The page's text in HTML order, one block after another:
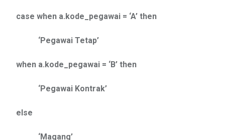
case when a.kode_pegawai = ‘A’ then
‘Pegawai Tetap’
when a.kode_pegawai = ‘B’ then
‘Pegawai Kontrak’
else
‘Magang’